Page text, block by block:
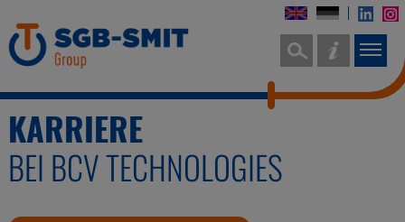
KARRIERE
BEI BCV TECHNOLOGIES